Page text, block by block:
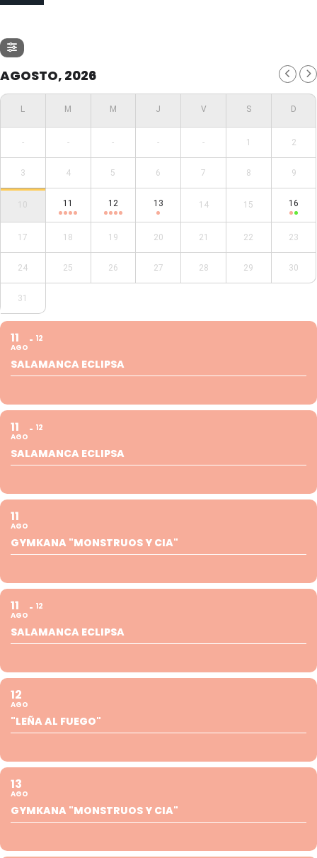
AGOSTO, 2026
- - - - - 1 2
3 4 5 6 7 8 9
10 11 12 13 14 15 16
17 18 19 20 21 22 23
24 25 26 27 28 29 30
31
11
AGO
12
SALAMANCA ECLIPSA
11
AGO
12
SALAMANCA ECLIPSA
11
AGO
GYMKANA "MONSTRUOS Y CIA"
11
AGO
12
SALAMANCA ECLIPSA
12
AGO
"LEÑA AL FUEGO"
13
AGO
GYMKANA "MONSTRUOS Y CIA"